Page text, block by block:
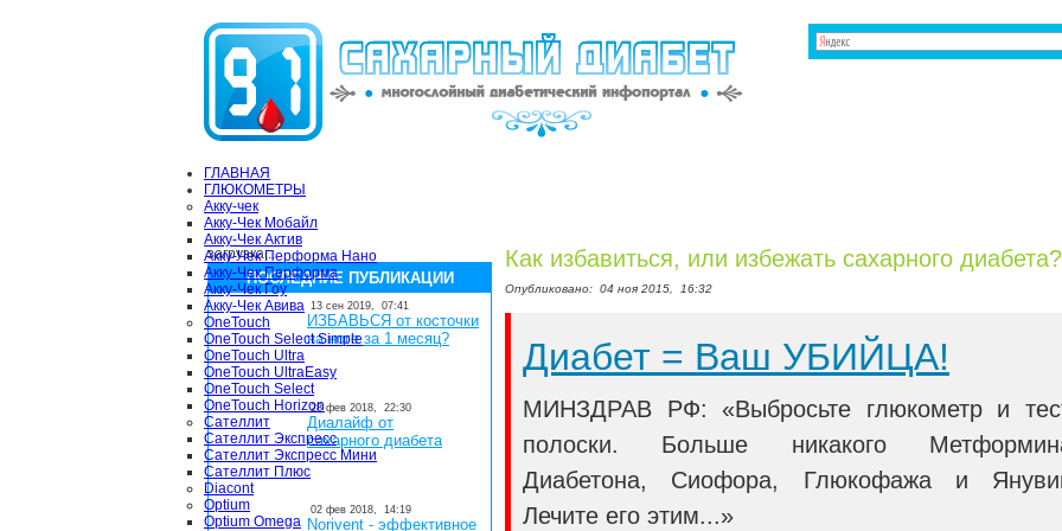
ГЛАВНАЯ
ГЛЮКОМЕТРЫ
Акку-чек
Акку-Чек Мобайл
Акку-Чек Актив
Акку-Чек Перформа Нано
Акку-Чек Перформа
Акку-Чек Гоу
Акку-Чек Авива
OneTouch
OneTouch Select Simple
OneTouch Ultra
OneTouch UltraEasy
OneTouch Select
OneTouch Horizon
Сателлит
Сателлит Экспресс
Сателлит Экспресс Мини
Сателлит Плюс
Diacont
Optium
Optium Omega
загрузка...
ПОСЛЕДНИЕ ПУБЛИКАЦИИ
13 сен 2019, 07:41
ИЗБАВЬСЯ от косточки
на ноге за 1 месяц?
28 фев 2018, 22:30
Диалайф от
сахарного диабета
02 фев 2018, 14:19
Norivent - эффективное
Как избавиться, или избежать сахарного диабета?
Опубликовано: 04 ноя 2015, 16:32
Диабет = Ваш УБИЙЦА!
МИНЗДРАВ РФ: «Выбросьте глюкометр и
полоски. Больше никакого
Диабетона, Сиофора, Глюкофажа и
Лечите его этим...»